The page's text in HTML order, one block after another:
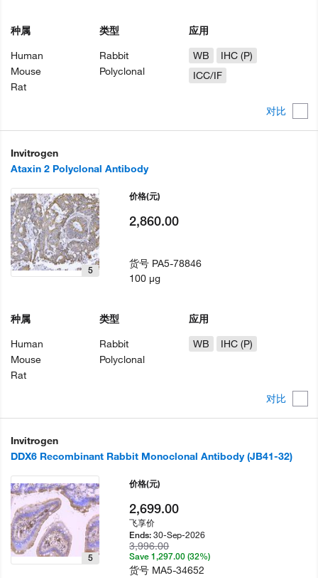
对比
种属
Human
Mouse
Rat
类型
Rabbit
Polyclonal
应用
WB
IHC (P)
ICC/IF
Invitrogen
Ataxin 2 Polyclonal Antibody
对比
5
种属
Human
Mouse
Rat
类型
Rabbit
Polyclonal
应用
WB
IHC (P)
价格(元)
2,860.00
货号 PA5-78846
100 µg
Invitrogen
DDX6 Recombinant Rabbit Monoclonal Antibody (JB41-32)
5
价格(元)
2,699.00
飞享价
Ends:30-Sep-2026
3,996.00
Save 1,297.00 (32%)
货号 MA5-34652